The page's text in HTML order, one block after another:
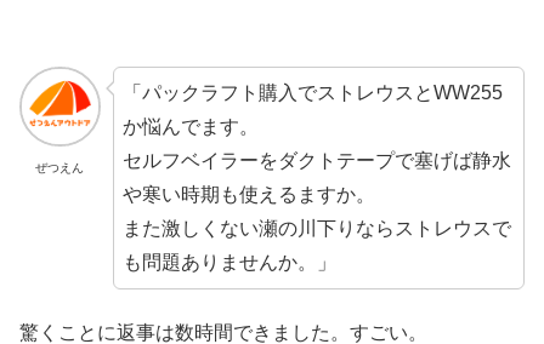
ぜつえん
「パックラフト購入でストレウスとWW255
か悩んでます。
セルフベイラーをダクトテープで塞げば静水
や寒い時期も使えるますか。
また激しくない瀬の川下りならストレウスで
も問題ありませんか。」
驚くことに返事は数時間できました。すごい。